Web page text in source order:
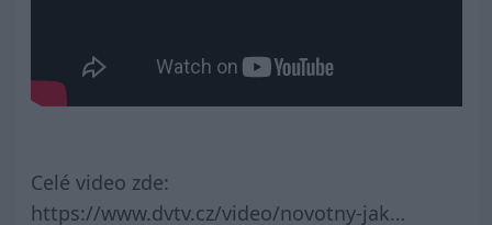
Celé video zde:
https://www.dvtv.cz/video/novotny-jak…